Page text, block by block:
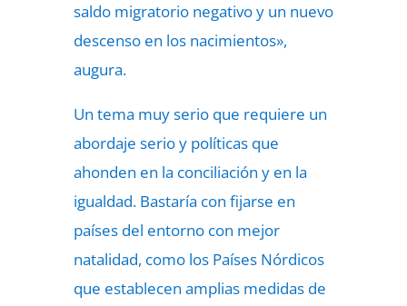
saldo migratorio negativo y un nuevo
descenso en los nacimientos»,
augura.
Un tema muy serio que requiere un
abordaje serio y políticas que
ahonden en la conciliación y en la
igualdad. Bastaría con fijarse en
países del entorno con mejor
natalidad, como los Países Nórdicos
que establecen amplias medidas de